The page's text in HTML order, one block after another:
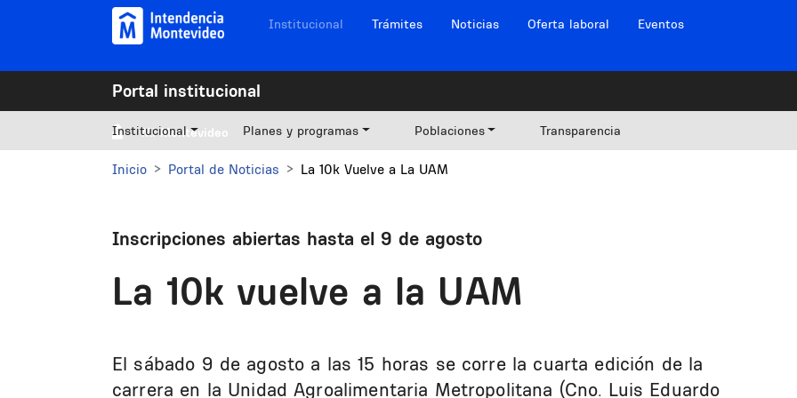
Pasar al contenido principal Navegación sitios
Institucional Trámites Noticias Oferta laboral Eventos
Portal institucional
Mi Montevideo
Institucional Planes y programas Poblaciones Transparencia
Inicio Portal de Noticias La 10k Vuelve a La UAM
Inscripciones abiertas hasta el 9 de agosto
La 10k vuelve a la UAM
El sábado 9 de agosto a las 15 horas se corre la cuarta edición de la
carrera en la Unidad Agroalimentaria Metropolitana (Cno. Luis Eduardo